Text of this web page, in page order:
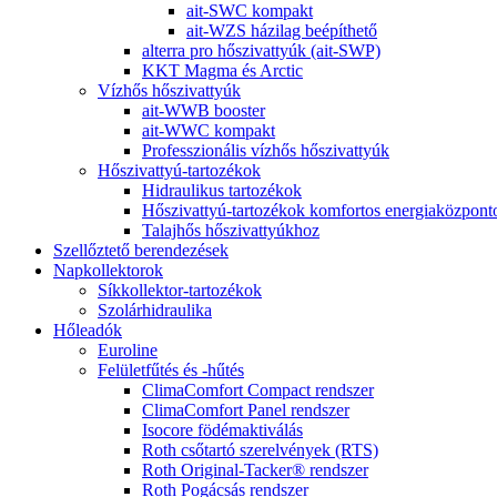
ait-SWC kompakt
ait-WZS házilag beépíthető
alterra pro hőszivattyúk (ait-SWP)
KKT Magma és Arctic
Vízhős hőszivattyúk
ait-WWB booster
ait-WWC kompakt
Professzionális vízhős hőszivattyúk
Hőszivattyú-tartozékok
Hidraulikus tartozékok
Hőszivattyú-tartozékok komfortos
Talajhős hőszivattyúkhoz
Szellőztető berendezések
Napkollektorok
Síkkollektor-tartozékok
Szolárhidraulika
Hőleadók
Euroline
Felületfűtés és -hűtés
ClimaComfort Compact rendszer
ClimaComfort Panel rendszer
Isocore födémaktiválás
Roth csőtartó szerelvények (RTS)
Roth Original-Tacker® rendszer
Roth Pogácsás rendszer